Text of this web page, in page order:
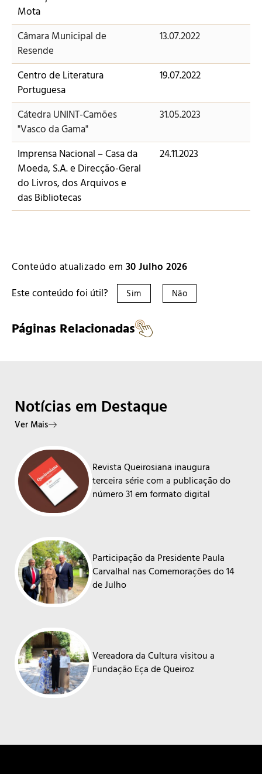
Mota
Câmara Municipal de
Resende
13.07.2022
Centro de Literatura
Portuguesa
19.07.2022
Cátedra UNINT-Camões
"Vasco da Gama"
31.05.2023
Imprensa Nacional – Casa da
Moeda, S.A. e Direcção-Geral
do Livros, dos Arquivos e
das Bibliotecas
24.11.2023
Conteúdo atualizado em 30 Julho 2026
Este conteúdo foi útil?
Sim Não
Páginas Relacionadas
Notícias em Destaque
Ver Mais
Revista Queirosiana inaugura
terceira série com a publicação do
número 31 em formato digital
Participação da Presidente Paula
Carvalhal nas Comemorações do 14
de Julho
Vereadora da Cultura visitou a
Fundação Eça de Queiroz